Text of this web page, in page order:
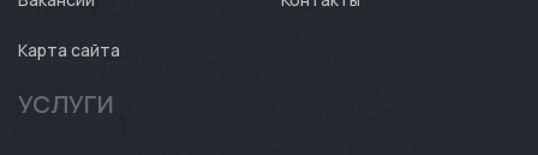
Карта сайта
УСЛУГИ